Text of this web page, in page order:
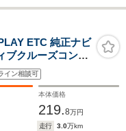
ETC 純正ナビ
ブクルーズコント
モリシート パワ
イン相談可
本体価格
219.8万円
走行 3.0万km